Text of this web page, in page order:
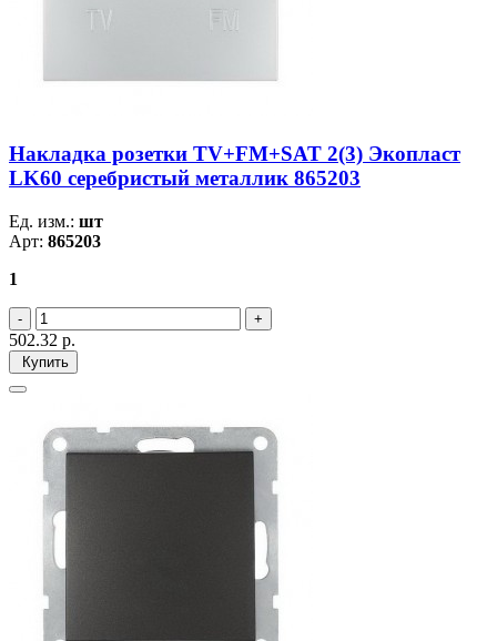
Накладка розетки TV+FM+SAT 2(3) Экопласт
LK60 серебристый металлик 865203
Ед. изм.: шт
Арт: 865203
1
502.32 р.
Купить